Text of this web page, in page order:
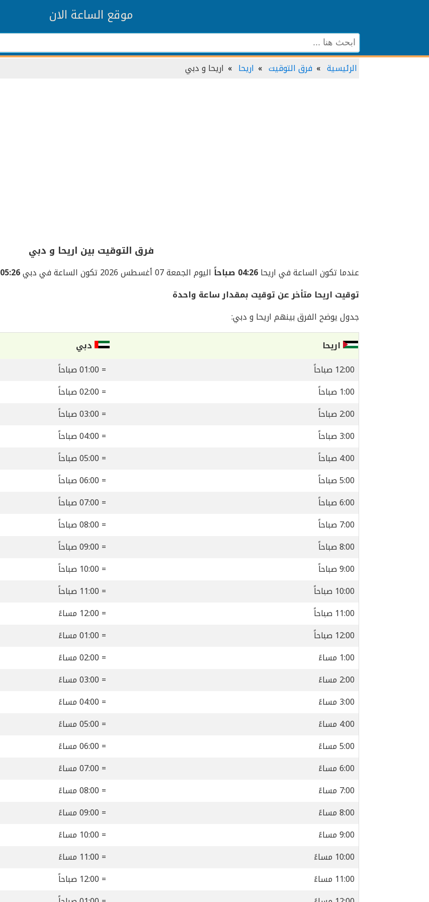
موقع الساعة الان
الرئيسية فرق التوقيت اريحا اريحا و دبي
فرق التوقيت بين اريحا و دبي
عندما تكون الساعة في اريحا04:26 صباحاً اليوم الجمعة 07 أغسطس 2026 تكون الساعة في دبي 05:26 صباحاً
توقيت اريحا متأخر عن توقيت بمقدار ساعة واحدة
جدول يوضح الفرق بينهم اريحا و دبي:
اريحا
دبي
12:00 صباحاً
= 01:00 صباحاً
1:00 صباحاً
= 02:00 صباحاً
2:00 صباحاً
= 03:00 صباحاً
3:00 صباحاً
= 04:00 صباحاً
4:00 صباحاً
= 05:00 صباحاً
5:00 صباحاً
= 06:00 صباحاً
6:00 صباحاً
= 07:00 صباحاً
7:00 صباحاً
= 08:00 صباحاً
8:00 صباحاً
= 09:00 صباحاً
9:00 صباحاً
= 10:00 صباحاً
10:00 صباحاً
= 11:00 صباحاً
11:00 صباحاً
= 12:00 مساءً
12:00 صباحاً
= 01:00 مساءً
1:00 مساءً
= 02:00 مساءً
2:00 مساءً
= 03:00 مساءً
3:00 مساءً
= 04:00 مساءً
4:00 مساءً
= 05:00 مساءً
5:00 مساءً
= 06:00 مساءً
6:00 مساءً
= 07:00 مساءً
7:00 مساءً
= 08:00 مساءً
8:00 مساءً
= 09:00 مساءً
9:00 مساءً
= 10:00 مساءً
10:00 مساءً
= 11:00 مساءً
11:00 مساءً
= 12:00 صباحاً